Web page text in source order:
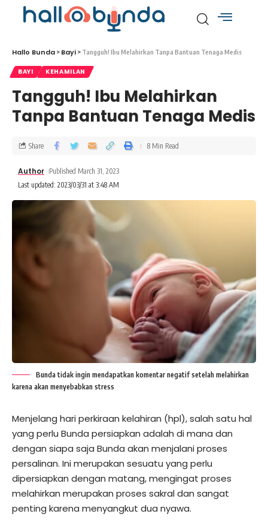
Hallo Bunda > Bayi > Tangguh! Ibu Melahirkan Tanpa Bantuan Tenaga Medis
BAYI KEHAMILAN
Tangguh! Ibu Melahirkan
Tanpa Bantuan Tenaga Medis
Last updated: 2023/03/31 at 3:48 AM
Author Published March 31, 2023
Share 8 Min Read
Bunda tidak ingin mendapatkan komentar negatif setelah melahirkan
karena akan menyebabkan stress
Menjelang hari perkiraan kelahiran (hpl), salah satu hal
yang perlu Bunda persiapkan adalah di mana dan
dengan siapa saja Bunda akan menjalani proses
persalinan. Ini merupakan sesuatu yang perlu
dipersiapkan dengan matang, mengingat proses
melahirkan merupakan proses sakral dan sangat
penting karena menyangkut dua nyawa.